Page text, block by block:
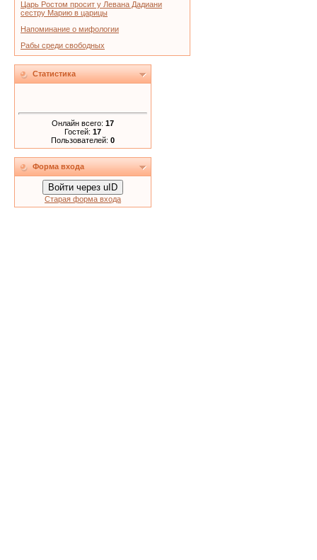
Царь Ростом просит у Левана Дадиани
сестру Марию в царицы
Напоминание о мифологии
Рабы среди свободных
Статистика
Онлайн всего: 17
Гостей: 17
Пользователей: 0
Форма входа
Войти через uID
Старая форма входа